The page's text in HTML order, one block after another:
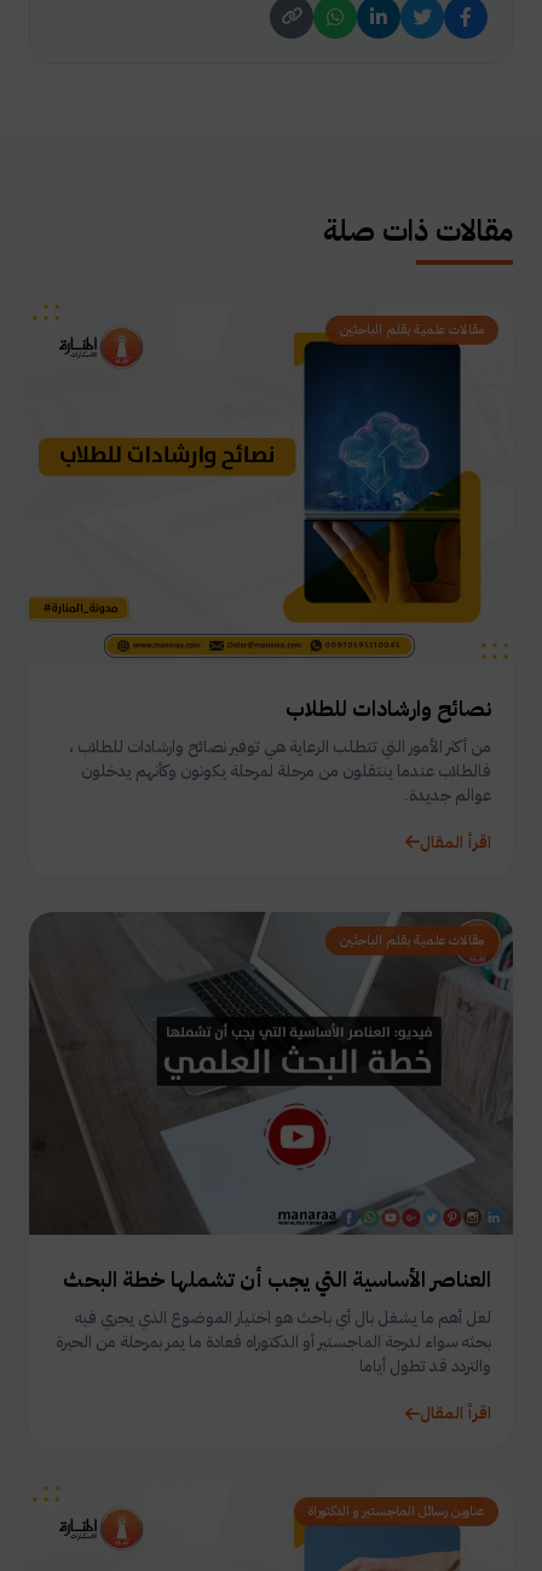
مقالات ذات صلة
مقالات علمية بقلم الباحثين
نصائح وارشادات للطلاب
من أكثر الأمور التي تتطلب الرعاية هي توفير نصائح وارشادات للطلاب ،
فالطلاب عندما ينتقلون من مرحلة لمرحلة يكونون وكأنهم يدخلون
عوالم جديدة.
اقرأ المقال
مقالات علمية بقلم الباحثين
العناصر الأساسية التي يجب أن تشملها خطة البحث
لعل أهم ما يشغل بال أي باحث هو اختيار الموضوع الذي يجري فيه
بحثه سواء لدرجة الماجستير أو الدكتوراه فعادة ما يمر بمرحلة من الحيرة
والتردد قد تطول أياما
اقرأ المقال
عناوين رسائل الماجستير و الدكتوراة